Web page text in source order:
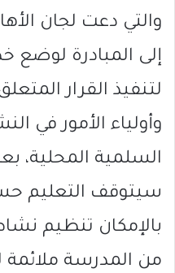
والتي دعت لجان
إلى المبادرة لوضع
لتنفيذ القرار
وأولياء الأمور في
السلمية المحلية،
سيتوقف التعليم
بالإمكان تنظيم
من المدرسة ملائمة